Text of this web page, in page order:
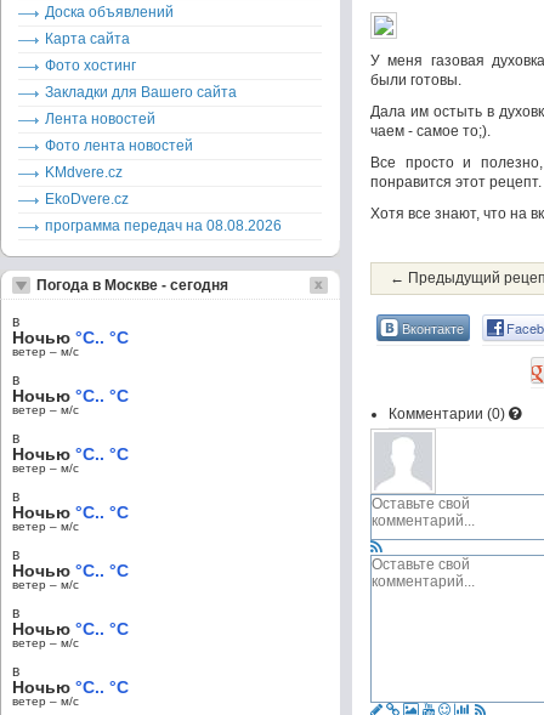
У меня газовая
были готовы.
Дала им остыть в
чаем - самое то;).
Все просто и
понравится этот рецепт.
Хотя все знают, что на
← Предыдущий
Вконтакте
Комментарии (0)
Доска объявлений
Карта сайта
Фото хостинг
Закладки для Вашего сайта
Лента новостей
Фото лента новостей
KMdvere.cz
EkoDvere.cz
программа передач на 08.08.2026
Погода в Москве - сегодня
в
Ночью °C.. °C
ветер – м/c
в
Ночью °C.. °C
ветер – м/c
в
Ночью °C.. °C
ветер – м/c
в
Ночью °C.. °C
ветер – м/c
в
Ночью °C.. °C
ветер – м/c
в
Ночью °C.. °C
ветер – м/c
в
Ночью °C.. °C
ветер – м/c